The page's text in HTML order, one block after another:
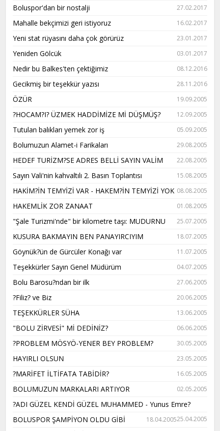
Boluspor'dan bir nostalji 27.02.2017
Mahalle bekçimizi geri istiyoruz 16.02.2017
Yeni stat rüyasını daha çok görürüz 23.01.2017
Yeniden Gölcük 03.01.2017
Nedir bu Balkes'ten çektiğimiz 08.12.2016
Gecikmiş bir teşekkür yazısı 28.11.2016
ÖZÜR 19.09.2005
?HOCAM?I? ÜZMEK HADDİMİZE Mİ DÜŞMÜŞ? 12.09.2005
Tutulan balıkları yemek zor iş 05.09.2005
Bolumuzun Alamet-i Farikaları 29.08.2005
HEDEF TURİZM?SE ADRES BELLİ SAYIN VALİM 22.08.2005
Sayın Vali'nin kahvaltılı 2. Basın Toplantısı 15.08.2005
HAKİM?İN TEMYİZİ VAR - HAKEM?İN TEMYİZİ YOK 08.08.2005
HAKEMLİK ZOR ZANAAT 01.08.2005
"Şale Turizmi'nde" bir kilometre taşı: MUDURNU 25.07.2005
KUSURA BAKMAYIN BEN PANAYIRCIYIM 18.07.2005
Göynük?ün de Gürcüler Konağı var 11.07.2005
Teşekkürler Sayın Genel Müdürüm 04.07.2005
Bolu Barosu?ndan bir ilk 27.06.2005
?Filiz? ve Biz 20.06.2005
TEŞEKKÜRLER SÜHA 13.06.2005
"BOLU ZİRVESİ" Mİ DEDİNİZ? 06.06.2005
?PROBLEM MÖSYÖ-YENER BEY PROBLEM? 30.05.2005
HAYIRLI OLSUN 23.05.2005
?MARİFET İLTİFATA TABİDİR? 16.05.2005
BOLUMUZUN MARKALARI ARTIYOR 02.05.2005
?ADI GÜZEL KENDİ GÜZEL MUHAMMED - Yunus Emre?
25.04.2005
BOLUSPOR ŞAMPİYON OLDU GİBİ 18.04.2005